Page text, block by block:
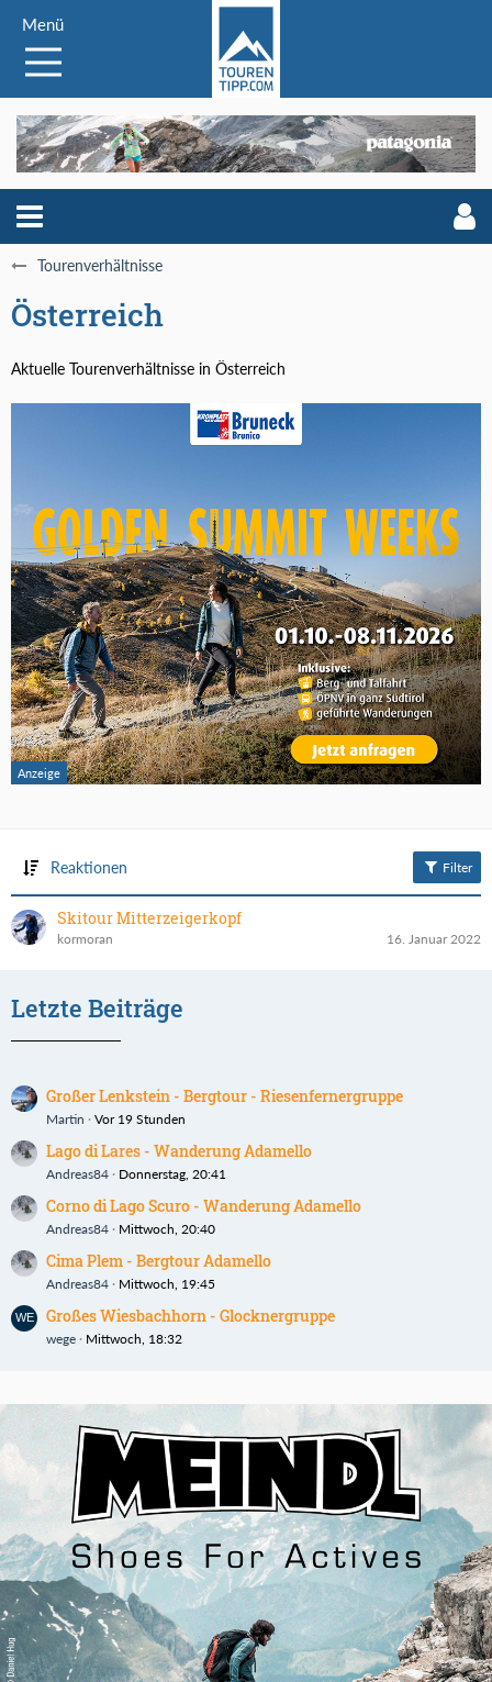
Menü
Tourenverhältnisse
Österreich
Aktuelle Tourenverhältnisse in Österreich
Reaktionen Filter
Skitour Mitterzeigerkopf
kormoran 16. Januar 2022
Letzte Beiträge
Großer Lenkstein - Bergtour - Riesenfernergruppe
Martin Vor 19 Stunden
Lago di Lares - Wanderung Adamello
Andreas84 Donnerstag, 20:41
Corno di Lago Scuro - Wanderung Adamello
Andreas84 Mittwoch, 20:40
Cima Plem - Bergtour Adamello
Andreas84 Mittwoch, 19:45
Großes Wiesbachhorn - Glocknergruppe
wege Mittwoch, 18:32